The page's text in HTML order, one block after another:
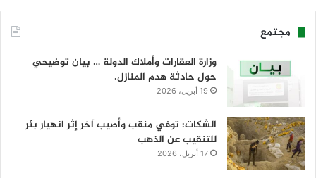
مجتمع
وزارة العقارات وأملاك الدولة … بيان توضيحي
حول حادثة هدم المنازل.
19 أبريل، 2026
الشكات: توفي منقب وأصيب آخر إثر انهيار بئر
للتنقيب عن الذهب
17 أبريل، 2026